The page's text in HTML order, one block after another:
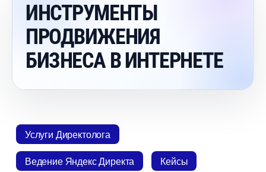
ИНСТРУМЕНТЫ
ПРОДВИЖЕНИЯ
БИЗНЕСА В ИНТЕРНЕТЕ
Услуги Директолога
едение Яндекс Директа
Кейсы